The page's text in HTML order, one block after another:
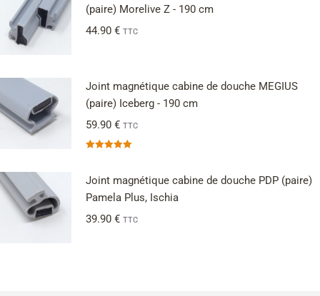
(paire) Morelive Z - 190 cm
44.90 € TTC
Joint magnétique cabine de douche MEGIUS
(paire) Iceberg - 190 cm
59.90 € TTC
Joint magnétique cabine de douche PDP (paire)
Pamela Plus, Ischia
39.90 € TTC